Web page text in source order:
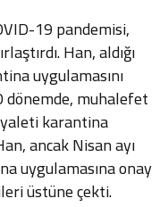
19 pandemisi,
Han, aldığı
uygulamasını
dönemde, muhalefet
karantina
ancak Nisan ayı
uygulamasına onay
üstüne çekti.